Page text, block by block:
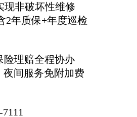
现非破坏性维修
2年质保+年度巡检
理赔全程协办
间服务免附加费